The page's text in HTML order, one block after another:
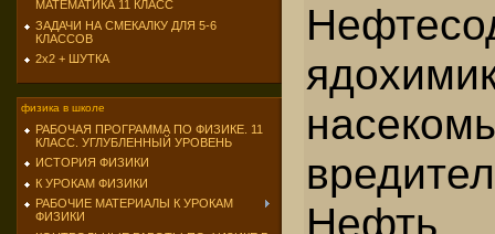
МАТЕМАТИКА 11 КЛАСС
ЗАДАЧИ НА СМЕКАЛКУ ДЛЯ 5-6
КЛАССОВ
2х2 + ШУТКА
физика в школе
РАБОЧАЯ ПРОГРАММА ПО ФИЗИКЕ. 11
КЛАСС. УГЛУБЛЕННЫЙ УРОВЕНЬ
ИСТОРИЯ ФИЗИКИ
К УРОКАМ ФИЗИКИ
РАБОЧИЕ МАТЕРИАЛЫ К УРОКАМ
ФИЗИКИ
Нефть